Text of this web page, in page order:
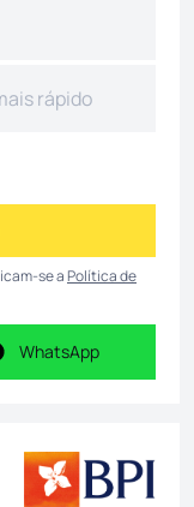
se aPolítica de
WhatsApp
WhatsApp